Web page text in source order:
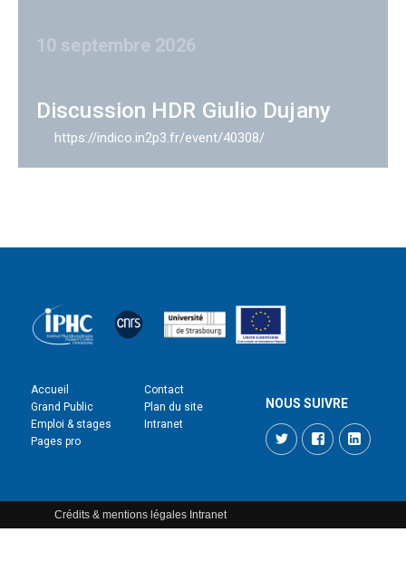
10 septembre 2026
Discussion HDR Giulio Dujany
https://indico.in2p3.fr/event/40308/
Accueil
Grand Public
Emploi & stages
Pages pro
Contact
Plan du site
Intranet
NOUS SUIVRE
TwitterFacebook
Crédits & mentions légales Intranet